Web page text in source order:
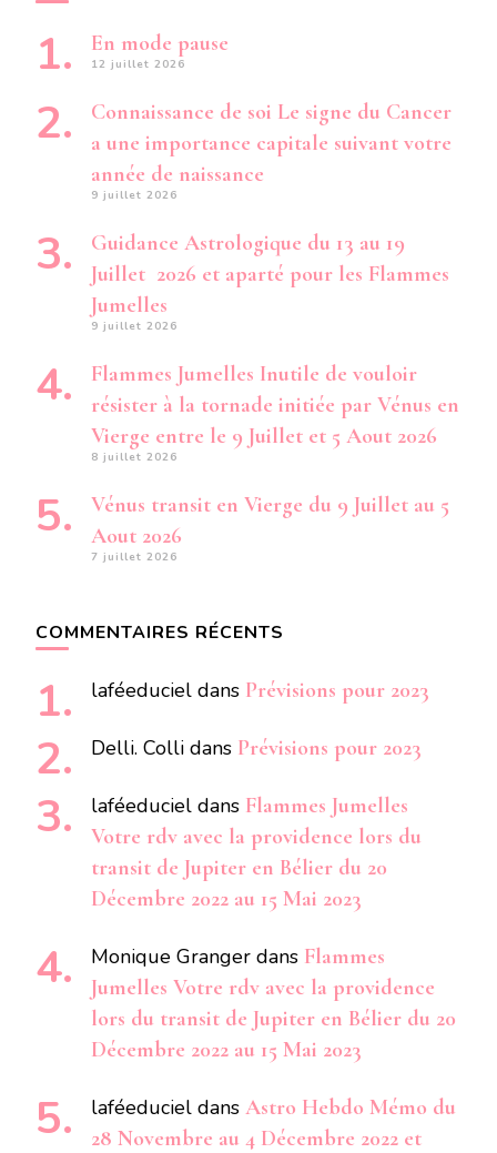
En mode pause
12 juillet 2026
Connaissance de soi Le signe du Cancer
a une importance capitale suivant votre
année de naissance
9 juillet 2026
Guidance Astrologique du 13 au 19
Juillet 2026 et aparté pour les Flammes
Jumelles
9 juillet 2026
Flammes Jumelles Inutile de vouloir
résister à la tornade initiée par Vénus en
Vierge entre le 9 Juillet et 5 Aout 2026
8 juillet 2026
Vénus transit en Vierge du 9 Juillet au 5
Aout 2026
7 juillet 2026
COMMENTAIRES RÉCENTS
laféeduciel dans Prévisions pour 2023
Delli. Colli dans Prévisions pour 2023
laféeduciel dans Flammes Jumelles
Votre rdv avec la providence lors du
transit de Jupiter en Bélier du 20
Décembre 2022 au 15 Mai 2023
Monique Granger dans Flammes
Jumelles Votre rdv avec la providence
lors du transit de Jupiter en Bélier du 20
Décembre 2022 au 15 Mai 2023
laféeduciel dans Astro Hebdo Mémo du
28 Novembre au 4 Décembre 2022 et